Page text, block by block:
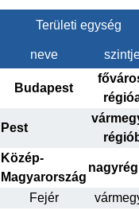
Területi egység
neve
Budapest
Pest
Közép-
Magyarország
Fejér